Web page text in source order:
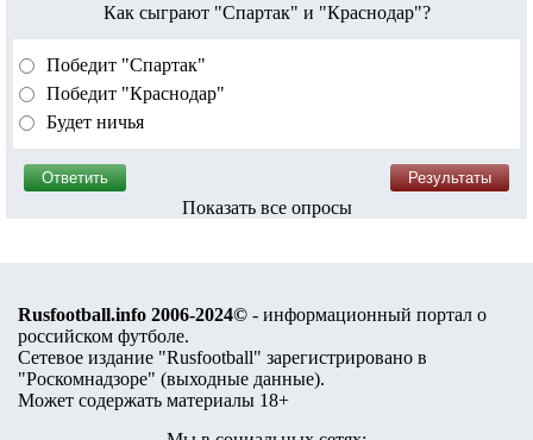
Как сыграют "Спартак" и "Краснодар"?
Победит "Спартак"
Победит "Краснодар"
Будет ничья
Показать все опросы
Rusfootball.info 2006-2024© - информационный портал о
российском футболе.
Сетевое издание "Rusfootball" зарегистрировано в
"Роскомнадзоре" (выходные данные).
Может содержать материалы 18+